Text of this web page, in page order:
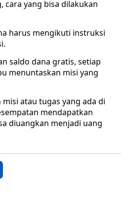
cara yang bisa dilakukan
harus mengikuti instruksi
saldo dana gratis, setiap
menuntaskan misi yang
atau tugas yang ada di
mendapatkan
diuangkan menjadi uang